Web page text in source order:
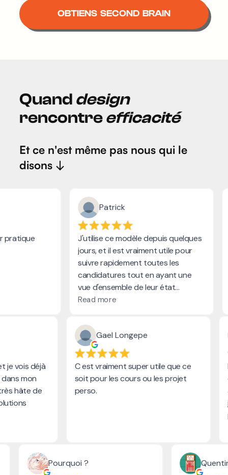
OBTIENS SECOND BRAIN
Quand design
rencontreefficacité
Et ce n'est même pas nous qui le
disons ↓